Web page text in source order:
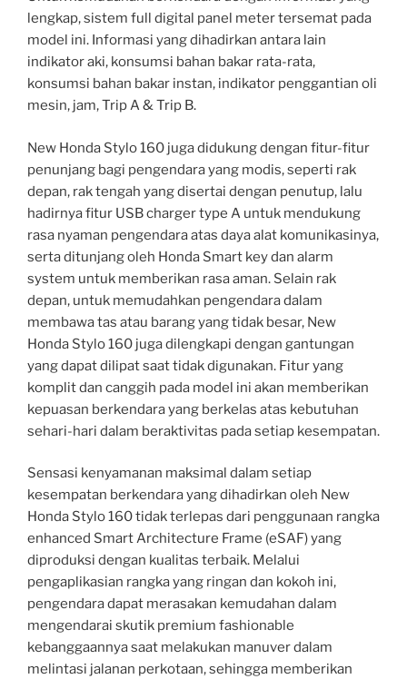
lengkap, sistem full digital panel meter tersemat pada
model ini. Informasi yang dihadirkan antara lain
indikator aki, konsumsi bahan bakar rata-rata,
konsumsi bahan bakar instan, indikator penggantian oli
mesin, jam, Trip A & Trip B.
New Honda Stylo 160 juga didukung dengan fitur-fitur
penunjang bagi pengendara yang modis, seperti rak
depan, rak tengah yang disertai dengan penutup, lalu
hadirnya fitur USB charger type A untuk mendukung
rasa nyaman pengendara atas daya alat komunikasinya,
serta ditunjang oleh Honda Smart key dan alarm
system untuk memberikan rasa aman. Selain rak
depan, untuk memudahkan pengendara dalam
membawa tas atau barang yang tidak besar, New
Honda Stylo 160 juga dilengkapi dengan gantungan
yang dapat dilipat saat tidak digunakan. Fitur yang
komplit dan canggih pada model ini akan memberikan
kepuasan berkendara yang berkelas atas kebutuhan
sehari-hari dalam beraktivitas pada setiap kesempatan.
Sensasi kenyamanan maksimal dalam setiap
kesempatan berkendara yang dihadirkan oleh New
Honda Stylo 160 tidak terlepas dari penggunaan rangka
enhanced Smart Architecture Frame (eSAF) yang
diproduksi dengan kualitas terbaik. Melalui
pengaplikasian rangka yang ringan dan kokoh ini,
pengendara dapat merasakan kemudahan dalam
mengendarai skutik premium fashionable
kebanggaannya saat melakukan manuver dalam
melintasi jalanan perkotaan, sehingga memberikan